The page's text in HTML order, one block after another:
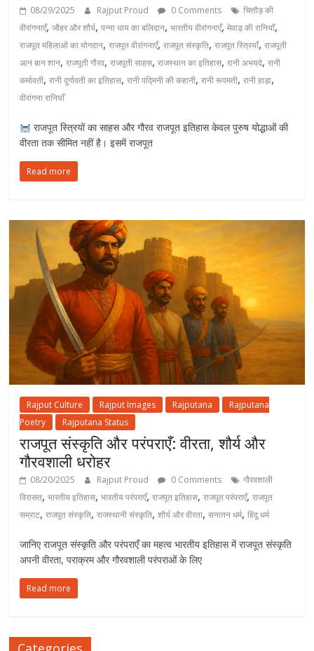
08/29/2025 Rajput Proud 0 Comments
चित्तौड़ की
वीरांगनाएँ,जौहर और शौर्य,पन्ना धाय का बलिदान,भारतीय वीरांगनाएँ,मेवाड़ की रानियाँ,
राजपूत महिलाओं का योगदान,राजपूत वीरांगनाएँ,राजपूत संस्कृति,राजपूत स्त्रियाँ,राजपूती
आन बान शान,राजपूती गौरव,राजपूती साहस,राजस्थान का इतिहास,रानी अभयदे,रानी
कर्मावती,रानी दुर्गावती का इतिहास,रानी पद्मिनी की कहानी,रानी रूपमती,रानी हाड़ा,
वीरांगना रानियाँ
राजपूत स्त्रियों का साहस और गौरव राजपूत इतिहास केवल पुरुष योद्धाओं की
वीरता तक सीमित नहीं है। इसमें राजपूत
Read more
Rajput Culture Rajput Images Rajputana
Rajputana
Poetry
Rajputana Status
राजपूत संस्कृति और परंपराएँ: वीरता, शौर्य और
गौरवशाली धरोहर
08/20/2025 Rajput Proud 0 Comments
गौरवशाली
विरासत,भारतीय इतिहास,भारतीय परंपराएँ,राजपूत इतिहास,राजपूत परंपराएँ,राजपूत
सम्राट,राजपूत संस्कृति,राजस्थानी संस्कृति,शौर्य और वीरता,सनातन धर्म,हिंदू धर्म
जानिए राजपूत संस्कृति और परंपराएँ का महत्व भारतीय इतिहास में राजपूत संस्कृति
अपनी वीरता, पराक्रम और गौरवशाली परंपराओं के लिए
Read more